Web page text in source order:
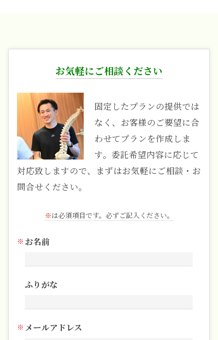
お気軽にご相談ください
固定したプランの提供では
なく、お客様のご要望に合
わせてプランを作成しま
す。委託希望内容に応じて
対応致しますので、まずはお気軽にご相談・お
問合せください。
※は必須項目です。必ずご記入ください。
お名前
ふりがな
メールアドレス